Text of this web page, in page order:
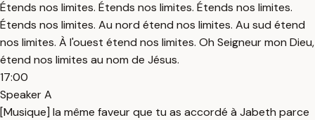
Étends nos limites. Étends nos limites. Étends nos limites.
Étends nos limites. Au nord étend nos limites. Au sud étend
nos limites. À l'ouest étend nos limites. Oh Seigneur mon Dieu,
étend nos limites au nom de Jésus.
17:00
Speaker A
[Musique] la même faveur que tu as accordé à Jabeth parce